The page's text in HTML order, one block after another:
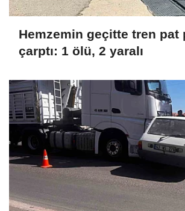
Hemzemin geçitte tren pat
çarptı: 1 ölü, 2 yaralı